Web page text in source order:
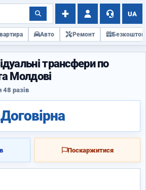
UA
Авто Ремонт
трансфери по
Молдові
48 разів
Договірна
Поскаржитися